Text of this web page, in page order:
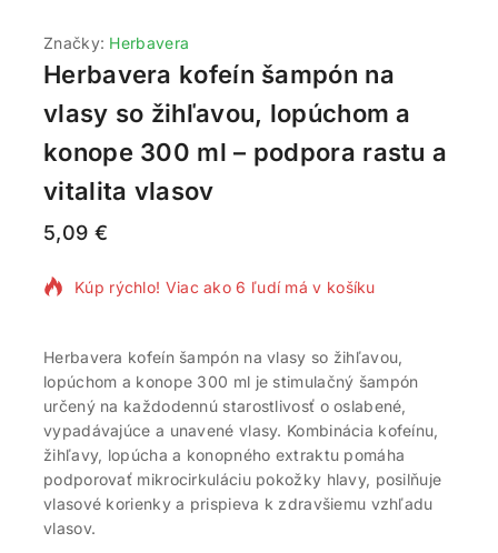
Značky: Herbavera
Herbavera kofeín šampón na
vlasy so žihľavou, lopúchom a
konope 300 ml – podpora rastu a
vitalita vlasov
5,09 €
17 produktov predaných za posledných 18 hodín
Kúp rýchlo! Viac ako 6 ľudí má v košíku
Herbavera kofeín šampón na vlasy so žihľavou,
lopúchom a konope 300 ml je stimulačný šampón
určený na každodennú starostlivosť o oslabené,
vypadávajúce a unavené vlasy. Kombinácia kofeínu,
žihľavy, lopúcha a konopného extraktu pomáha
podporovať mikrocirkuláciu pokožky hlavy, posilňuje
vlasové korienky a prispieva k zdravšiemu vzhľadu
vlasov.